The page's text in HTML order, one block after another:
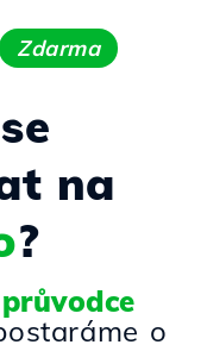
Zdarma
na
?
průvodce
o